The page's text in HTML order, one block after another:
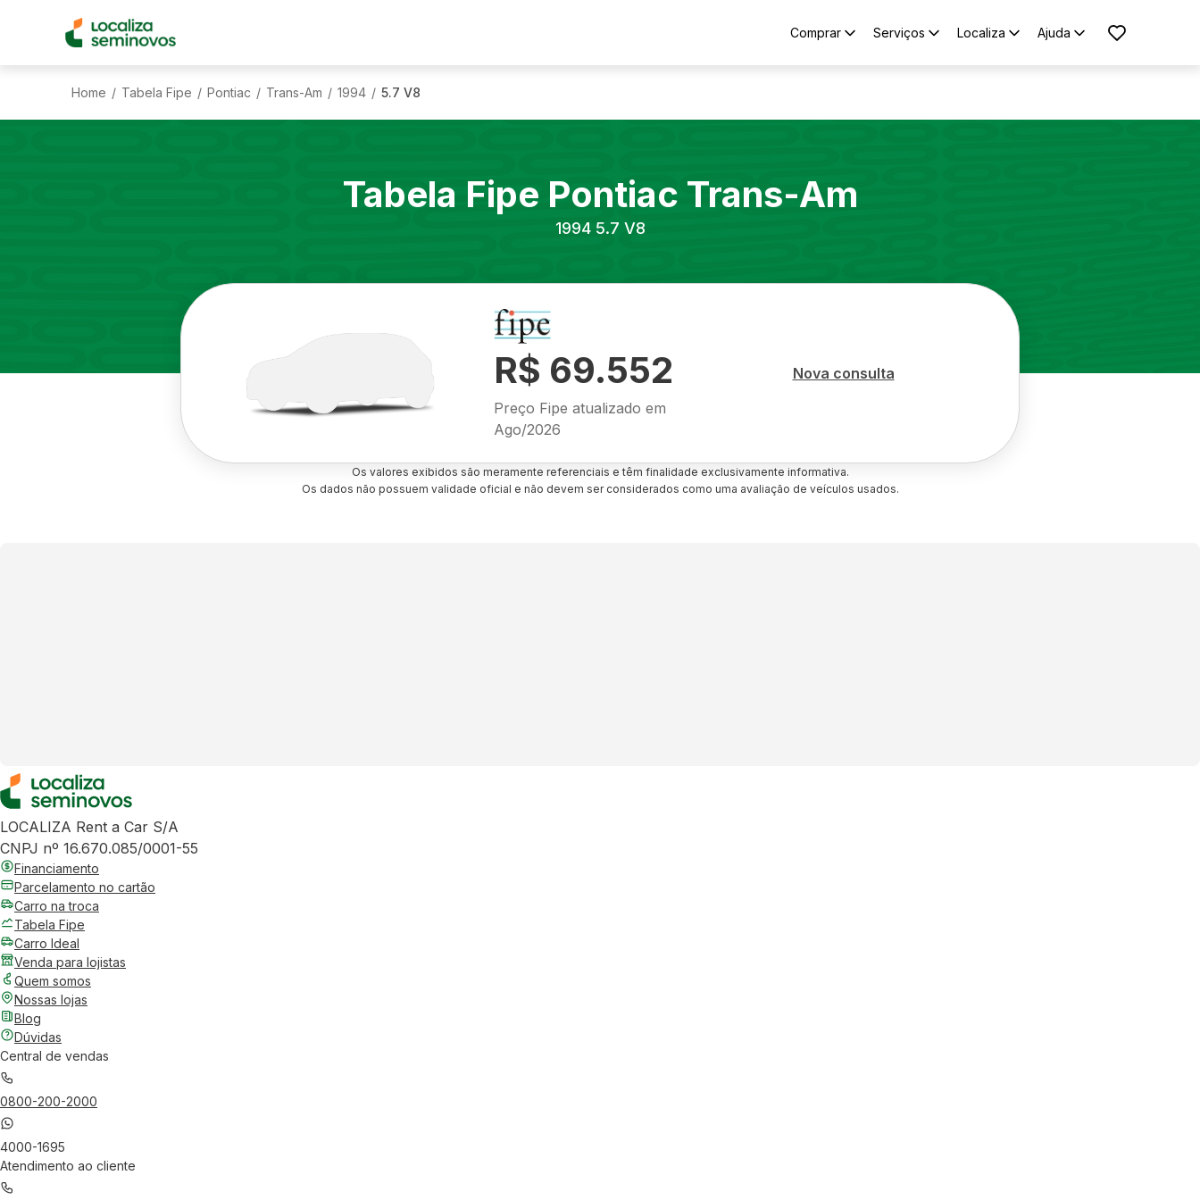
Comprar Serviços Localiza Ajuda
Home / Tabela Fipe / Pontiac / Trans-Am / 1994 / 5.7 V8
Tabela Fipe Pontiac Trans-Am
1994 5.7 V8
R$ 69.552
Preço Fipe atualizado em
Ago/2026
Nova consulta
Os valores exibidos são meramente referenciais e têm finalidade exclusivamente informativa.
Os dados não possuem validade oficial e não devem ser considerados como uma avaliação de veículos usados.
LOCALIZA Rent a Car S/A
CNPJ nº 16.670.085/0001-55
Financiamento
Parcelamento no cartão
Carro na troca
Tabela Fipe
Carro Ideal
Venda para lojistas
Quem somos
Nossas lojas
Blog
Dúvidas
Central de vendas
0800-200-2000
4000-1695
Atendimento ao cliente